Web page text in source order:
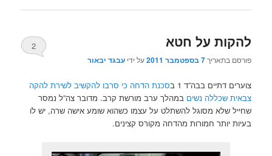
להקות על חטא
פורסם בתאריך7 בספטמבר 2011 על ידיעבגד יבאור
2
צוערים דתיים בבה”ד 1 ב
סכנת הדחה כי סרבו להקשיב לשירת להקה
צבאית שכללה נשים במהלך ערב מורשת קרב. מדובר צה”ל נמסר
שחייל שלא מסוגל להשתלט על עצמו כשהוא שומע אישה שרה, יש לו
בעיות יותר חמורות מהדחה מקורס קצינים.